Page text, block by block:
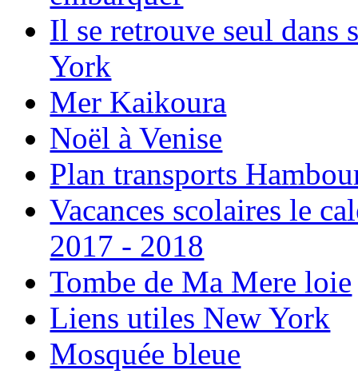
Il se retrouve seul dans
York
Mer Kaikoura
Noël à Venise
Plan transports
Vacances scolaires le
2017 - 2018
Tombe de Ma Mere loie
Liens utiles New York
Mosquée bleue